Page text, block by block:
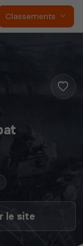
Classements
le site